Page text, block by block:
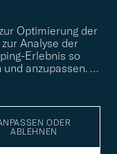
Optimierung der
Analyse der
Erlebnis so
anzupassen. …
ODER
ABLEHNEN
persönlichen Stil?
weiter!